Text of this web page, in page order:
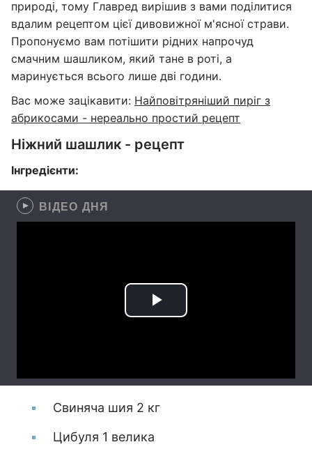
природі, тому Главред вирішив з вами поділитися
вдалим рецептом цієї дивовижної м'ясної страви.
Пропонуємо вам потішити рідних напрочуд
смачним шашликом, який тане в роті, а
маринується всього лише дві години.
Вас може зацікавити: Найповітряніший пиріг з
абрикосами - нереально простий рецепт
Ніжний шашлик - рецепт
Інгредієнти:
ВІДЕО ДНЯ
Свиняча шия 2 кг
Цибуля 1 велика